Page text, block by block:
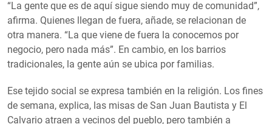
“La gente que es de aquí sigue siendo muy de comunidad”,
afirma. Quienes llegan de fuera, añade, se relacionan de
otra manera. “La que viene de fuera la conocemos por
negocio, pero nada más”. En cambio, en los barrios
tradicionales, la gente aún se ubica por familias.
Ese tejido social se expresa también en la religión. Los fines
de semana, explica, las misas de San Juan Bautista y El
Calvario atraen a vecinos del pueblo, pero también a